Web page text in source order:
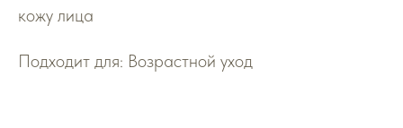
кожу лица
Подходит для: Возрастной уход